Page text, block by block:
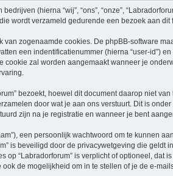
(hierna “wij”, “ons”, “onze”,
wordt verzameld gedurende een bezoek aan
zogenaamde cookies. De phpBB-software
een indentificatienummer (hierna “user-id”)
zal worden aangemaakt wanneer je
bezoekt, hoewel dit document daarop niet
door wat je aan ons verstuurt. Dit is
zijn na je registratie en wanneer je bent
een persoonlijk wachtwoord om te kunnen
is beveiligd door de privacywetgeving die geldt
“Labradorforum” is verplicht of optioneel, dat
de mogelijkheid om in te stellen of je de e-